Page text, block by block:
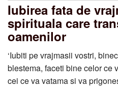
Iubirea fata de
spirituala care
oamenilor
‘Iubiti pe vrajmasii vostri,
blestema, faceti bine celor ce
cei ce va vatama si va